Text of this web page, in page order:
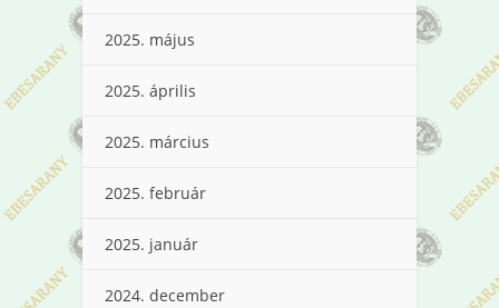
2025. május
2025. április
2025. március
2025. február
2025. január
2024. december